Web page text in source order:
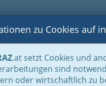
BLOGS FOTOS
zu Cookies auf
.at setzt Cookies und
sind
oder wirtschaftlich zu